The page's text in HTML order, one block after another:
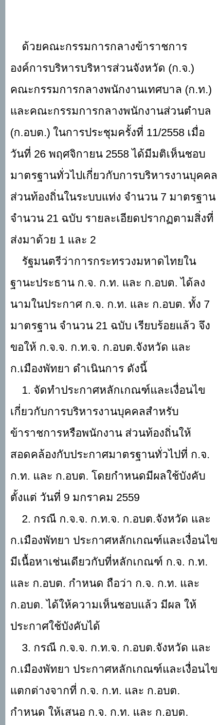
ด้วยคณะกรรมการกลางข้าราชการ
องค์การบริหารบริหารส่วนจังหวัด (ก.จ.)
คณะกรรมการกลางพนักงานเทศบาล (ก.ท.)
และคณะกรรมการกลางพนักงานส่วนตำบล
(ก.อบต.) ในการประชุมครั้งที่ 11/2558 เมื่อ
วันที่ 26 พฤศจิกายน 2558 ได้มีมติเห็นชอบ
มาตรฐานทั่วไปเกี่ยวกับการบริหารงานบุคคล
ส่วนท้องถิ่นในระบบแท่ง จำนวน 7 มาตรฐาน
จำนวน 21 ฉบับ รายละเอียดปรากฏตามสิ่งที่
ส่งมาด้วย 1 และ 2
รัฐมนตรีว่าการกระทรวงมหาดไทยใน
ฐานะประธาน ก.จ. ก.ท. และ ก.อบต. ได้ลง
นามในประกาศ ก.จ. ก.ท. และ ก.อบต. ทั้ง 7
มาตรฐาน จำนวน 21 ฉบับ เรียบร้อยแล้ว จึง
ขอให้ ก.จ.จ. ก.ท.จ. ก.อบต.จังหวัด และ
ก.เมืองพัทยา ดำเนินการ ดังนี้
1. จัดทำประกาศหลักเกณฑ์และเงื่อนไข
เกี่ยวกับการบริหารงานบุคคลสำหรับ
ข้าราชการหรือพนักงาน ส่วนท้องถิ่นให้
สอดคล้องกับประกาศมาตรฐานทั่วไปที่ ก.จ.
ก.ท. และ ก.อบต. โดยกำหนดมีผลใช้บังคับ
ตั้งแต่ วันที่ 9 มกราคม 2559
2. กรณี ก.จ.จ. ก.ท.จ. ก.อบต.จังหวัด และ
ก.เมืองพัทยา ประกาศหลักเกณฑ์และเงื่อนไข
มีเนื้อหาเช่นเดียวกับที่หลักเกณฑ์ ก.จ. ก.ท.
และ ก.อบต. กำหนด ถือว่า ก.จ. ก.ท. และ
ก.อบต. ได้ให้ความเห็นชอบแล้ว มีผล ให้
ประกาศใช้บังคับได้
3. กรณี ก.จ.จ. ก.ท.จ. ก.อบต.จังหวัด และ
ก.เมืองพัทยา ประกาศหลักเกณฑ์และเงื่อนไข
แตกต่างจากที่ ก.จ. ก.ท. และ ก.อบต.
กำหนด ให้เสนอ ก.จ. ก.ท. และ ก.อบต.